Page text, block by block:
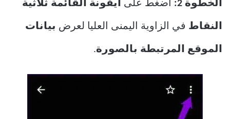
الخطوة 2: اضغط على أيقونة القائمة ثلاثية
النقاط في الزاوية اليمنى العليا لعرض بيانات
الموقع المرتبطة بالصورة.